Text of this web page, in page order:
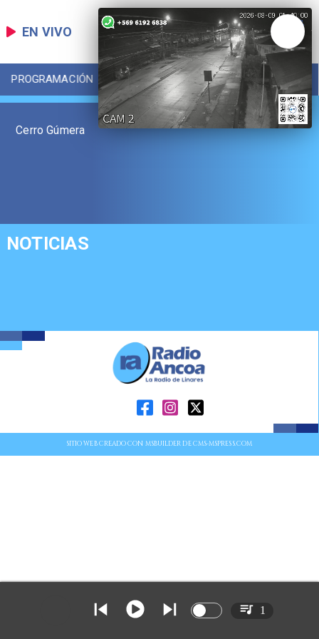
EN VIVO
PROGRAMACIÓN LOCAL DEPORTES
Cerro Gúmera
NOTICIAS
SITIO WEB CREADO CON MSBUILDER DE CMS-MSPRESS.COM
1